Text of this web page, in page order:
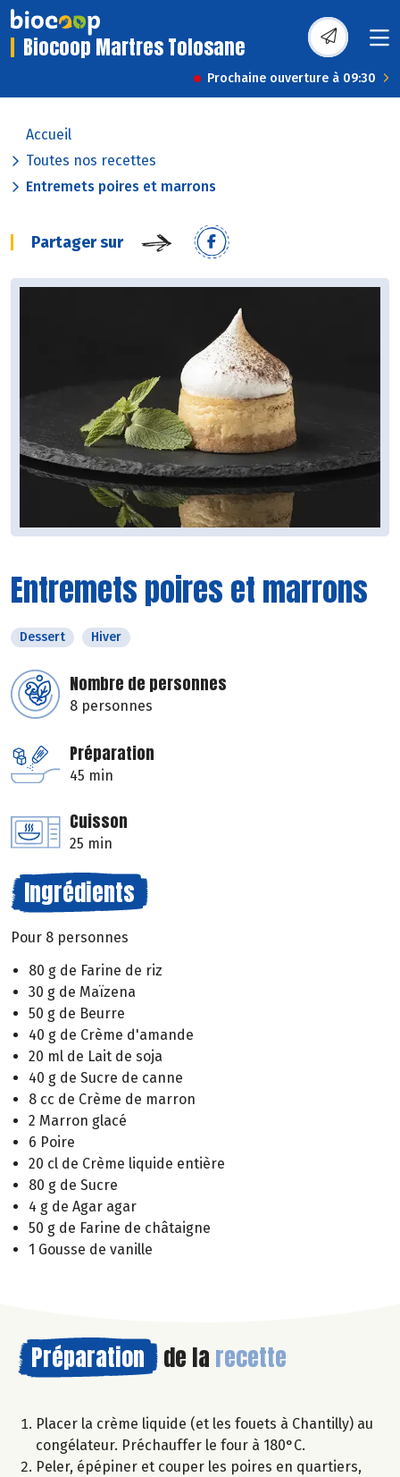
Biocoop Martres Tolosane
Prochaine ouverture à 09:30
Accueil
Toutes nos recettes
Entremets poires et marrons
Partager sur
Entremets poires et marrons
Dessert Hiver
Nombre de personnes
8 personnes
Préparation
45 min
Cuisson
25 min
Ingrédients
Pour 8 personnes
80 g de Farine de riz
30 g de Maïzena
50 g de Beurre
40 g de Crème d'amande
20 ml de Lait de soja
40 g de Sucre de canne
8 cc de Crème de marron
2 Marron glacé
6 Poire
20 cl de Crème liquide entière
80 g de Sucre
4 g de Agar agar
50 g de Farine de châtaigne
1 Gousse de vanille
Préparation de la recette
Placer la crème liquide (et les fouets à Chantilly) au
congélateur. Préchauffer le four à 180°C.
Peler, épépiner et couper les poires en quartiers,